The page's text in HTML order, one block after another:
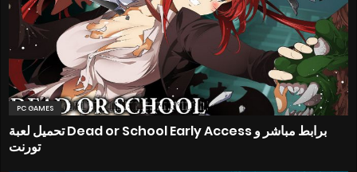
PC GAMES
تحميل لعبة Dead or School Early Access برابط مباشر و
تورنت